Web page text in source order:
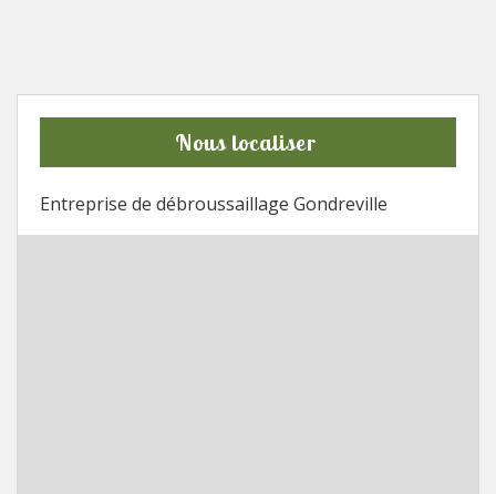
Nous localiser
Entreprise de débroussaillage Gondreville